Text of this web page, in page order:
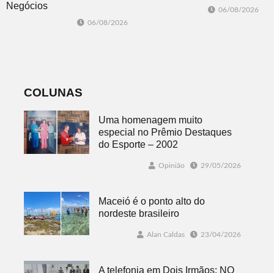
Negócios
06/08/2026
06/08/2026
COLUNAS
Uma homenagem muito
especial no Prêmio Destaques
do Esporte – 2002
Opinião 29/05/2026
Maceió é o ponto alto do
nordeste brasileiro
Alan Caldas 23/04/2026
A telefonia em Dois Irmãos: NO